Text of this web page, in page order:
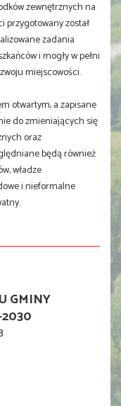
zewnętrznych na
przygotowany został
zadania
i mogły w pełni
miejscowości.
otwartym, a zapisane
do zmieniających się
oraz
będą również
władze
i nieformalne
GMINY
2030